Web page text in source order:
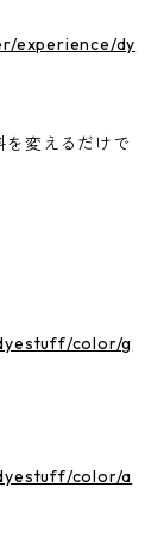
experience/dy
を変えるだけで
color/g
color/a